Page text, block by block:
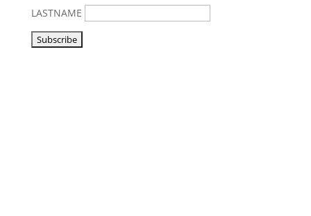
LASTNAME